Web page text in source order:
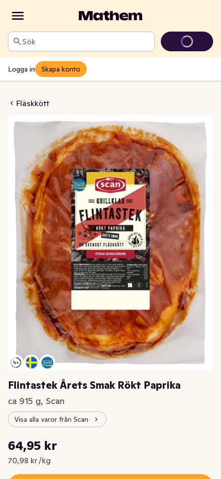
Sök
Logga in Skapa konto
Fläskkött
Smak Rökt Paprika
Flintastek Årets Smak Rökt Paprika
ca 915 g, Scan
Visa alla varor från Scan
Nuvarande pris är: 64,95 kr
64,95 kr
70,98 kr /kg
Styckpris: 70,98 kr /kg